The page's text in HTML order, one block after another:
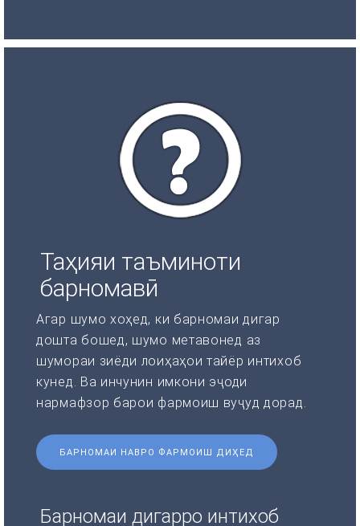
Таҳияи таъминоти
барномавӣ
Агар шумо хоҳед, ки барномаи дигар
дошта бошед, шумо метавонед аз
шумораи зиёди лоиҳаҳои тайёр интихоб
кунед. Ва инчунин имкони эҷоди
нармафзор барои фармоиш вуҷуд дорад.
БАРНОМАИ НАВРО ФАРМОИШ ДИҲЕД
Барномаи дигарро интихоб